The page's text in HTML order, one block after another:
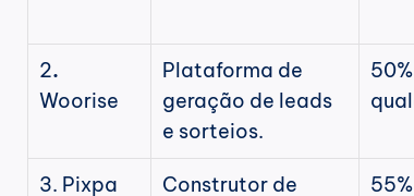
2
Woorise
Plataforma de
geração de leads
e sorteios.
3. Pixpa
Construtor de